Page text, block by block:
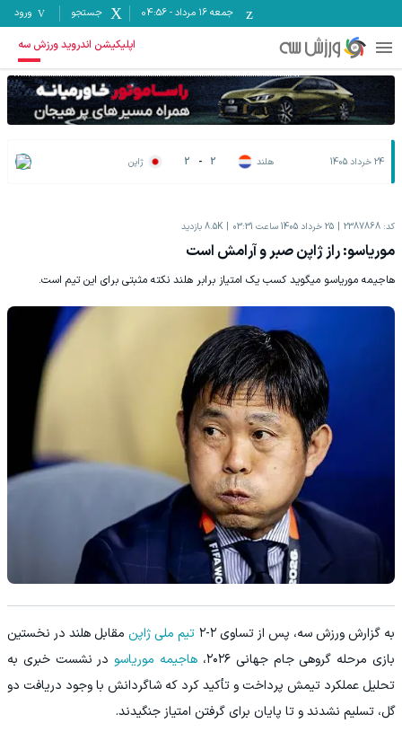
جمعه ۱۶ مرداد -
04:56 جستجو ورود
اپلیکیشن اندروید ورزش سه
24 خرداد 1405 هلند 2
-
2 ژاپن
کد: 2387868 25 خرداد 1405 ساعت 03:31 8.5K بازدید
موریاسو: راز ژاپن صبر و آرامش است
هاجیمه موریاسو میگوید کسب یک امتیاز برابر هلند نکته مثبتی برای این تیم است.
به گزارش ورزش سه، پس از تساوی ۲-۲ تیم ملی ژاپن مقابل هلند در نخستین
بازی مرحله گروهی جام جهانی ۲۰۲۶،
هاجیمه موریاسو در نشست خبری به
تحلیل عملکرد تیمش پرداخت و تأکید کرد که شاگردانش با وجود دریافت دو
گل، تسلیم نشدند و تا پایان برای گرفتن امتیاز جنگیدند.